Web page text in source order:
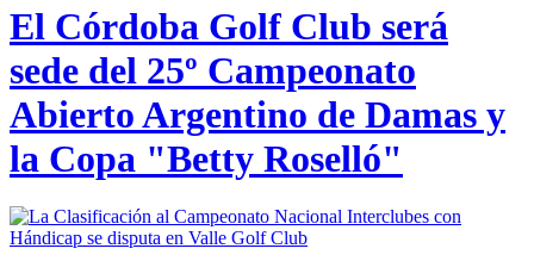
El Córdoba Golf Club será
sede del 25º Campeonato
Abierto Argentino de Damas y
la Copa "Betty Roselló"